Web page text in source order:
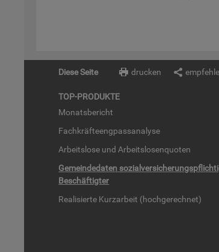
Diese Seite drucken
TOP-PRO­DUK­TE
Mo­nats­be­richt
Fach­kräf­te­eng­pass­ana­ly­se
Ar­beits­lo­se und Ar­beits­lo­sen­quo­ten
Ge­mein­de­da­ten
Be­schäf­tig­ter
Rea­li­sier­te Kurz­ar­beit (hoch­ge­rech­net)